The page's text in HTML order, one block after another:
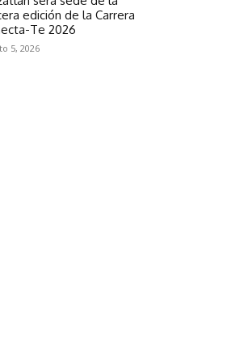
edición de la Carrera
Te 2026
5, 2026